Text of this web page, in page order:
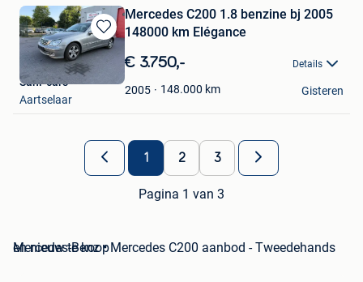
Bewaren
in
Mijn
Favorieten
Mercedes C200 1.8 benzine bj 2005
148000 km Elégance
€ 3.750,- Details
2005 148.000 km
Sani-cars
Aartselaar
Gisteren
1 2 3
Pagina 1 van 3
Mercedes-Benz • Mercedes C200 aanbod - Tweedehands en nieuw te koop